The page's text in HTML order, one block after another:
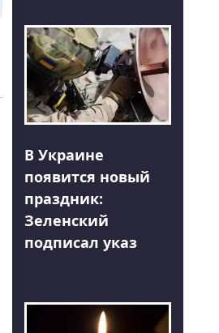
В Украине
появится новый
праздник:
Зеленский
подписал указ